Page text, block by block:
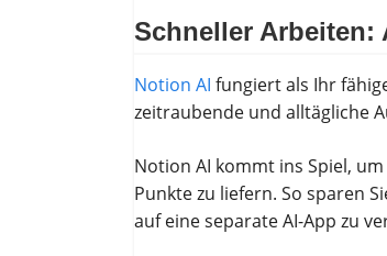
Schneller Arbeiten:
Notion AI fungiert als Ihr
zeitraubende und alltägliche
Notion AI kommt ins Spiel,
Punkte zu liefern. So sparen
auf eine separate AI-App zu